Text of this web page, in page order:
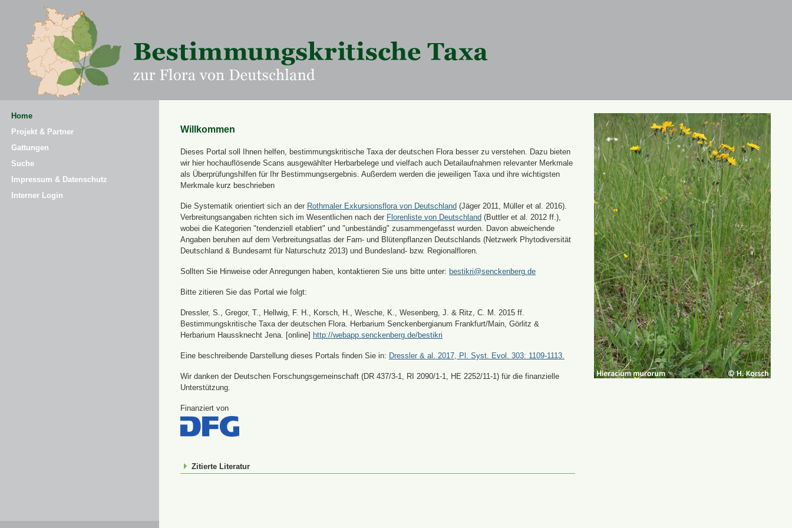
Home
Projekt & Partner
Gattungen
Suche
Impressum & Datenschutz
Interner Login
Willkommen
Dieses Portal soll Ihnen helfen, bestimmungskritische Taxa der deutschen Flora besser zu verstehen. Dazu bieten
wir hier hochauflösende Scans ausgewählter Herbarbelege und vielfach auch Detailaufnahmen relevanter Merkmale
als Überprüfungshilfen für Ihr Bestimmungsergebnis. Außerdem werden die jeweiligen Taxa und ihre wichtigsten
Merkmale kurz beschrieben
Die Systematik orientiert sich an der Rothmaler Exkursionsflora von Deutschland (Jäger 2011, Müller et al. 2016).
Verbreitungsangaben richten sich im Wesentlichen nach der Florenliste von Deutschland (Buttler et al. 2012 ff.),
wobei die Kategorien "tendenziell etabliert" und "unbeständig" zusammengefasst wurden. Davon abweichende
Angaben beruhen auf dem Verbreitungsatlas der Farn- und Blütenpflanzen Deutschlands (Netzwerk Phytodiversität
Deutschland & Bundesamt für Naturschutz 2013) und Bundesland- bzw. Regionalfloren.
Sollten Sie Hinweise oder Anregungen haben, kontaktieren Sie uns bitte unter: bestikri@senckenberg.de
Bitte zitieren Sie das Portal wie folgt:
Dressler, S., Gregor, T., Hellwig, F. H., Korsch, H., Wesche, K., Wesenberg, J. & Ritz, C. M. 2015 ff.
Bestimmungskritische Taxa der deutschen Flora. Herbarium Senckenbergianum Frankfurt/Main, Görlitz &
Herbarium Haussknecht Jena. [online] http://webapp.senckenberg.de/bestikri
Eine beschreibende Darstellung dieses Portals finden Sie in: Dressler & al. 2017, Pl. Syst. Evol. 303: 1109-1113.
Wir danken der Deutschen Forschungsgemeinschaft (DR 437/3-1, RI 2090/1-1, HE 2252/11-1) für die finanzielle
Unterstützung.
Finanziert von
Zitierte Literatur